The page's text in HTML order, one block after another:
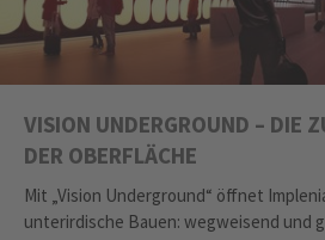
VISION UNDERGROUND – DIE
DER OBERFLÄCHE
Mit „Vision Underground“ öffnet
unterirdische Bauen: wegweisend und